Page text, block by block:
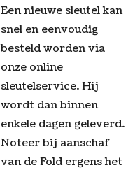
Een nieuwe sleutel kan
snel en eenvoudig
besteld worden via
onze online
sleutelservice. Hij
wordt dan binnen
enkele dagen geleverd.
Noteer bij aanschaf
van de Fold ergens het